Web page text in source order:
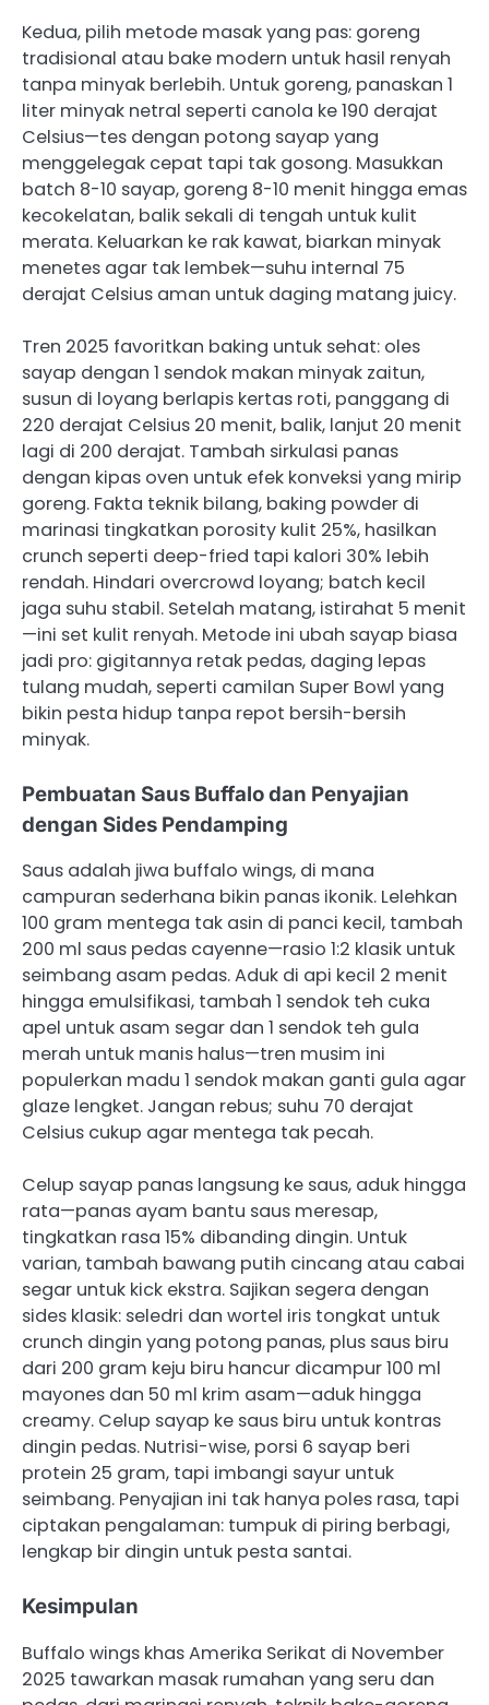
Kedua, pilih metode masak yang pas: goreng
tradisional atau bake modern untuk hasil renyah
tanpa minyak berlebih. Untuk goreng, panaskan 1
liter minyak netral seperti canola ke 190 derajat
Celsius—tes dengan potong sayap yang
menggelegak cepat tapi tak gosong. Masukkan
batch 8-10 sayap, goreng 8-10 menit hingga emas
kecokelatan, balik sekali di tengah untuk kulit
merata. Keluarkan ke rak kawat, biarkan minyak
menetes agar tak lembek—suhu internal 75
derajat Celsius aman untuk daging matang juicy.
Tren 2025 favoritkan baking untuk sehat: oles
sayap dengan 1 sendok makan minyak zaitun,
susun di loyang berlapis kertas roti, panggang di
220 derajat Celsius 20 menit, balik, lanjut 20 menit
lagi di 200 derajat. Tambah sirkulasi panas
dengan kipas oven untuk efek konveksi yang mirip
goreng. Fakta teknik bilang, baking powder di
marinasi tingkatkan porosity kulit 25%, hasilkan
crunch seperti deep-fried tapi kalori 30% lebih
rendah. Hindari overcrowd loyang; batch kecil
jaga suhu stabil. Setelah matang, istirahat 5 menit
—ini set kulit renyah. Metode ini ubah sayap biasa
jadi pro: gigitannya retak pedas, daging lepas
tulang mudah, seperti camilan Super Bowl yang
bikin pesta hidup tanpa repot bersih-bersih
minyak.
Pembuatan Saus Buffalo dan Penyajian
dengan Sides Pendamping
Saus adalah jiwa buffalo wings, di mana
campuran sederhana bikin panas ikonik. Lelehkan
100 gram mentega tak asin di panci kecil, tambah
200 ml saus pedas cayenne—rasio 1:2 klasik untuk
seimbang asam pedas. Aduk di api kecil 2 menit
hingga emulsifikasi, tambah 1 sendok teh cuka
apel untuk asam segar dan 1 sendok teh gula
merah untuk manis halus—tren musim ini
populerkan madu 1 sendok makan ganti gula agar
glaze lengket. Jangan rebus; suhu 70 derajat
Celsius cukup agar mentega tak pecah.
Celup sayap panas langsung ke saus, aduk hingga
rata—panas ayam bantu saus meresap,
tingkatkan rasa 15% dibanding dingin. Untuk
varian, tambah bawang putih cincang atau cabai
segar untuk kick ekstra. Sajikan segera dengan
sides klasik: seledri dan wortel iris tongkat untuk
crunch dingin yang potong panas, plus saus biru
dari 200 gram keju biru hancur dicampur 100 ml
mayones dan 50 ml krim asam—aduk hingga
creamy. Celup sayap ke saus biru untuk kontras
dingin pedas. Nutrisi-wise, porsi 6 sayap beri
protein 25 gram, tapi imbangi sayur untuk
seimbang. Penyajian ini tak hanya poles rasa, tapi
ciptakan pengalaman: tumpuk di piring berbagi,
lengkap bir dingin untuk pesta santai.
Kesimpulan
Buffalo wings khas Amerika Serikat di November
2025 tawarkan masak rumahan yang seru dan